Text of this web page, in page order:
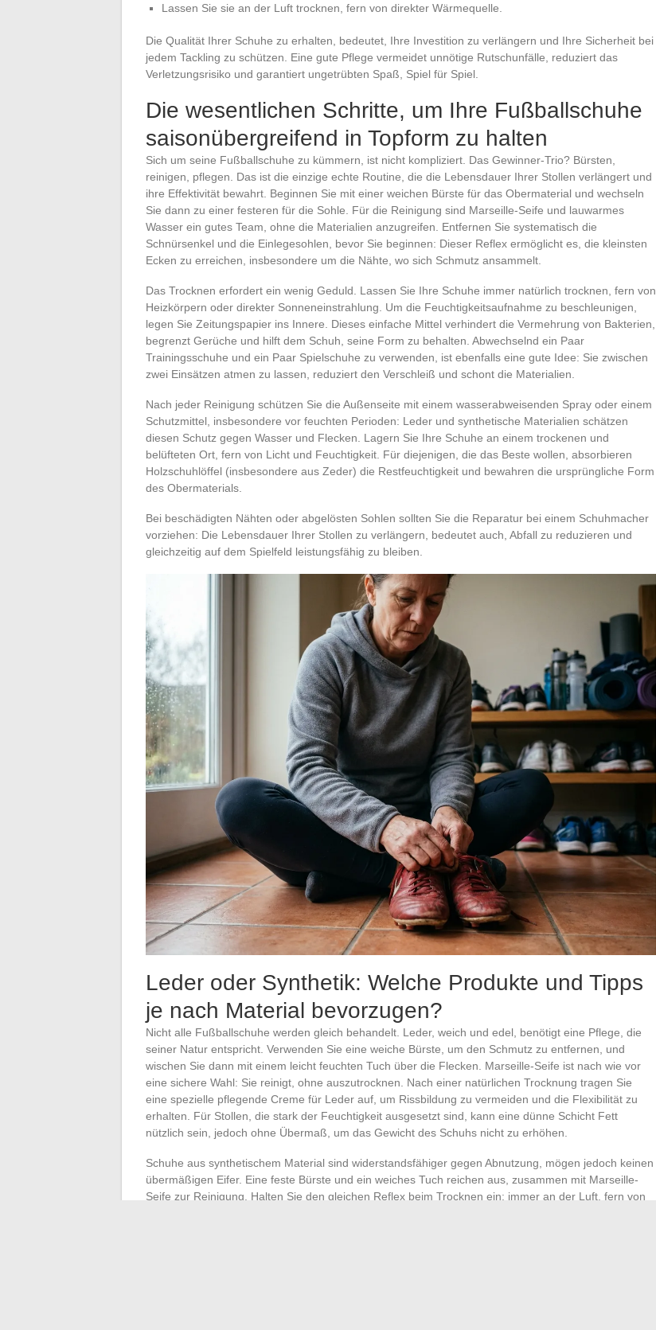
Lassen Sie sie an der Luft trocknen, fern von direkter Wärmequelle.
Die Qualität Ihrer Schuhe zu erhalten, bedeutet, Ihre Investition zu verlängern und Ihre Sicherheit bei
jedem Tackling zu schützen. Eine gute Pflege vermeidet unnötige Rutschunfälle, reduziert das
Verletzungsrisiko und garantiert ungetrübten Spaß, Spiel für Spiel.
Die wesentlichen Schritte, um Ihre Fußballschuhe
saisonübergreifend in Topform zu halten
Sich um seine Fußballschuhe zu kümmern, ist nicht kompliziert. Das Gewinner-Trio? Bürsten,
reinigen, pflegen. Das ist die einzige echte Routine, die die Lebensdauer Ihrer Stollen verlängert und
ihre Effektivität bewahrt. Beginnen Sie mit einer weichen Bürste für das Obermaterial und wechseln
Sie dann zu einer festeren für die Sohle. Für die Reinigung sind Marseille-Seife und lauwarmes
Wasser ein gutes Team, ohne die Materialien anzugreifen. Entfernen Sie systematisch die
Schnürsenkel und die Einlegesohlen, bevor Sie beginnen: Dieser Reflex ermöglicht es, die kleinsten
Ecken zu erreichen, insbesondere um die Nähte, wo sich Schmutz ansammelt.
Das Trocknen erfordert ein wenig Geduld. Lassen Sie Ihre Schuhe immer natürlich trocknen, fern von
Heizkörpern oder direkter Sonneneinstrahlung. Um die Feuchtigkeitsaufnahme zu beschleunigen,
legen Sie Zeitungspapier ins Innere. Dieses einfache Mittel verhindert die Vermehrung von Bakterien,
begrenzt Gerüche und hilft dem Schuh, seine Form zu behalten. Abwechselnd ein Paar
Trainingsschuhe und ein Paar Spielschuhe zu verwenden, ist ebenfalls eine gute Idee: Sie zwischen
zwei Einsätzen atmen zu lassen, reduziert den Verschleiß und schont die Materialien.
Nach jeder Reinigung schützen Sie die Außenseite mit einem wasserabweisenden Spray oder einem
Schutzmittel, insbesondere vor feuchten Perioden: Leder und synthetische Materialien schätzen
diesen Schutz gegen Wasser und Flecken. Lagern Sie Ihre Schuhe an einem trockenen und
belüfteten Ort, fern von Licht und Feuchtigkeit. Für diejenigen, die das Beste wollen, absorbieren
Holzschuhlöffel (insbesondere aus Zeder) die Restfeuchtigkeit und bewahren die ursprüngliche Form
des Obermaterials.
Bei beschädigten Nähten oder abgelösten Sohlen sollten Sie die Reparatur bei einem Schuhmacher
vorziehen: Die Lebensdauer Ihrer Stollen zu verlängern, bedeutet auch, Abfall zu reduzieren und
gleichzeitig auf dem Spielfeld leistungsfähig zu bleiben.
Leder oder Synthetik: Welche Produkte und Tipps
je nach Material bevorzugen?
Nicht alle Fußballschuhe werden gleich behandelt. Leder, weich und edel, benötigt eine Pflege, die
seiner Natur entspricht. Verwenden Sie eine weiche Bürste, um den Schmutz zu entfernen, und
wischen Sie dann mit einem leicht feuchten Tuch über die Flecken. Marseille-Seife ist nach wie vor
eine sichere Wahl: Sie reinigt, ohne auszutrocknen. Nach einer natürlichen Trocknung tragen Sie
eine spezielle pflegende Creme für Leder auf, um Rissbildung zu vermeiden und die Flexibilität zu
erhalten. Für Stollen, die stark der Feuchtigkeit ausgesetzt sind, kann eine dünne Schicht Fett
nützlich sein, jedoch ohne Übermaß, um das Gewicht des Schuhs nicht zu erhöhen.
Schuhe aus synthetischem Material sind widerstandsfähiger gegen Abnutzung, mögen jedoch keinen
übermäßigen Eifer. Eine feste Bürste und ein weiches Tuch reichen aus, zusammen mit Marseille-
Seife zur Reinigung. Halten Sie den gleichen Reflex beim Trocknen ein: immer an der Luft, fern von